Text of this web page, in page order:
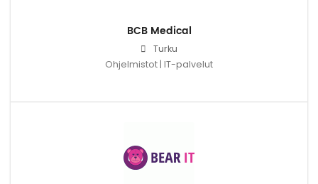
BCB Medical
Turku
Ohjelmistot | IT-palvelut